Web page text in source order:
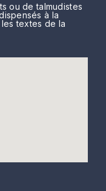
ou de talmudistes
à la
textes de la